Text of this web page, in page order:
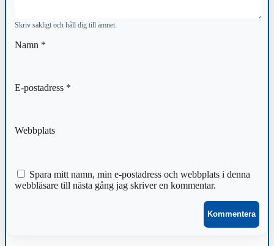
Skriv sakligt och håll dig till ämnet.
Namn *
E-postadress *
Webbplats
Spara mitt namn, min e-postadress och webbplats i denna
webbläsare till nästa gång jag skriver en kommentar.